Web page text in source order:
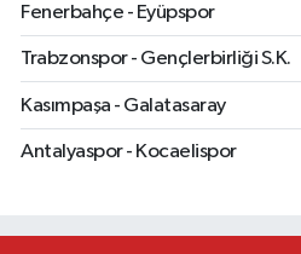
Fenerbahçe - Eyüpspor
Trabzonspor - Gençlerbirliği S.K.
Kasımpaşa - Galatasaray
Antalyaspor - Kocaelispor